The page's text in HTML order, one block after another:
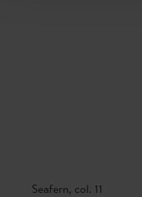
Seafern, col. 11